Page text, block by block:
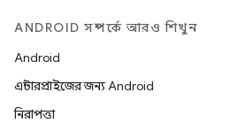
ANDROID সম্পর্কে আরও শিখুন
Android
এন্টারপ্রাইজের জন্য Android
নিরাপত্তা